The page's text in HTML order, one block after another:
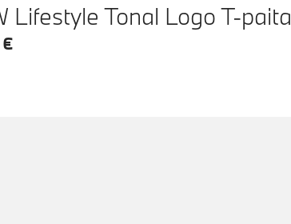
Lifestyle Tonal Logo T-paita